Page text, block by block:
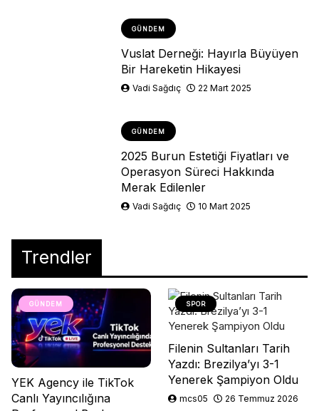
GÜNDEM
Vuslat Derneği: Hayırla Büyüyen
Bir Hareketin Hikayesi
Vadi Sağdıç 22 Mart 2025
GÜNDEM
2025 Burun Estetiği Fiyatları ve
Operasyon Süreci Hakkında
Merak Edilenler
Vadi Sağdıç 10 Mart 2025
Trendler
GÜNDEM
YEK Agency ile TikTok
Canlı Yayıncılığına
SPOR
Filenin Sultanları Tarih
Yazdı: Brezilya’yı 3-1
Yenerek Şampiyon Oldu
mcs05 26 Temmuz 2026